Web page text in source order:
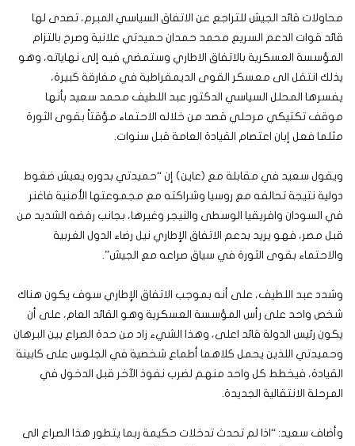
محاولات قائد الجيش للتراجع عن الاتفاق السياسي المبرم، تصدى لها
قائد قوات الدعم السريع محمد حمدان حميدتي علانية وصرح بالتزام
المؤسسة العسكرية بالاتفاق الاطاري وستمضي فيه إلى نهاياته، وهو
يذلك انتقل الى معسكر القوى الديمقراطية في مفارقة كبيرة،
يفسرها المحلل السياسي الدكتور عبد اللطيف محمد سعيد بأنها
موقف تكتيكي مرحلي قصد من خلاله الاحتماء مؤقتاً بقوى الثورة
مثلما فعل إبان اعتصام القيادة العامة قبل سنوات.
ويقول سعيد في مقابلة مع (عاين) إن “حميدتي بدوره يعيش ضغوط
دولية نتيجة تحالفه مع روسيا وشراكته مع مجموعتها الأمنية فاغنر
في السودان وافريقيا الوسطى والنيجر وغيرها، بجانب رفضه الشديد من
قبل مصر، فهو يريد بدعم الاتفاق الإطاري نيل رضاء الدول الغربية
والاحتماء بقوى الثورة في سياق صراعه مع الجيش”.
وشدد عبد اللطيف، على أنه بموجب الاتفاق الإطاري سوف يكون هناك
شخص واحد على رأس المؤسسة العسكرية وهو القائد العام، على أن
يكون رئيس الدولة قائد اعلى، وهذا الشيء زاد من حدة الصراع بين البرهان
وحميدتي اللذين يحمل كلاهما أطماع شخصية في الجلوس على كابينة
القيادة، فيخطط كل واحد منهم لضرب نفوذ الآخر قبل الدخول في
المرحلة الانتقالية الجديدة.
وأضاف سعيد: “اذا لم تحدث تدخلات حكيمة ربما يتطور هذا الصراع الى